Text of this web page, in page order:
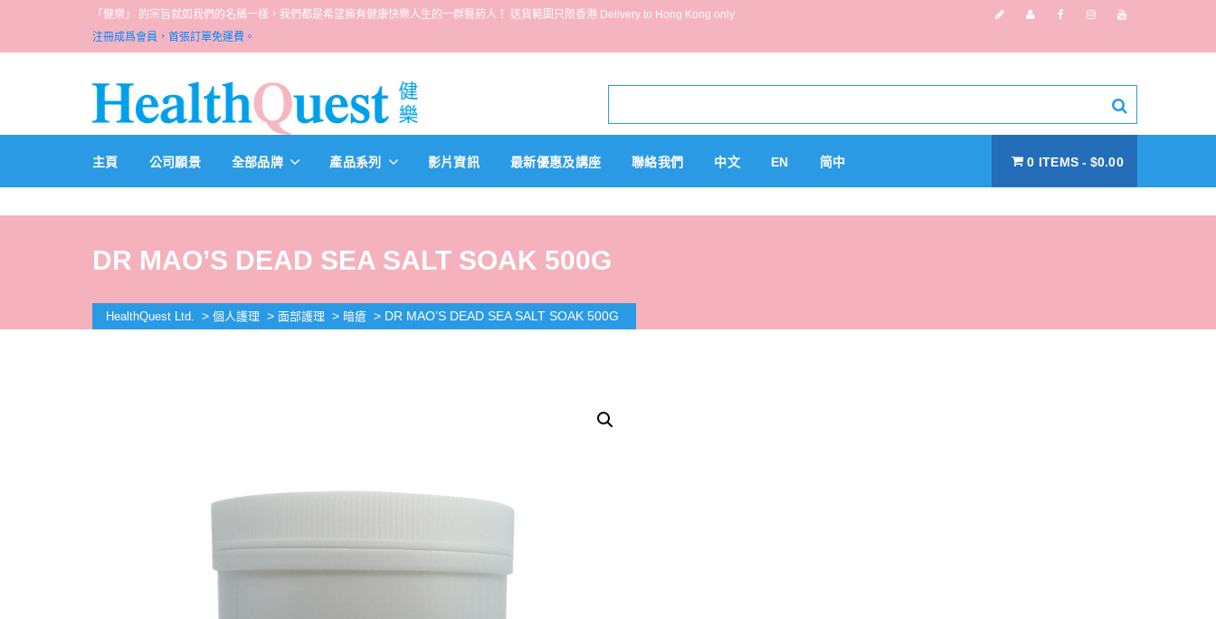
「健樂」 的宗旨就如我們的名稱一樣，我們都是希望擁有健康快樂人生的一群醫葯人！ 送貨範圍只限香港 Delivery to Hong Kong only
注冊成爲會員，首張訂單免運費。
主頁 公司願景 全部品牌 產品系列 影片資訊 最新優惠及講座 聯絡我們 中文 EN 简中 0 ITEMS $0.00
DR MAO’S DEAD SEA SALT SOAK 500G
HealthQuest Ltd. > 個人護理 > 面部護理 > 暗瘡 > DR MAO’S DEAD SEA SALT SOAK 500G